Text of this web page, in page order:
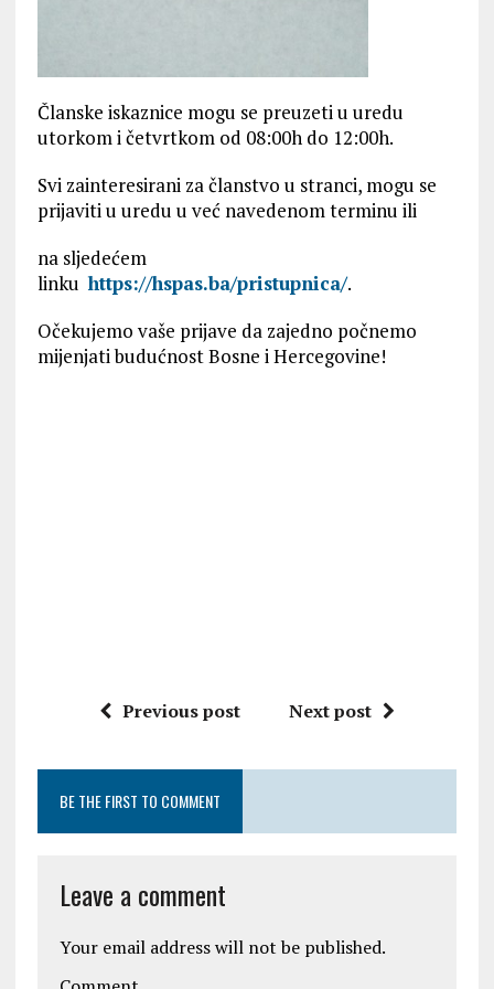
Članske iskaznice mogu se preuzeti u uredu
utorkom i četvrtkom od 08:00h do 12:00h.
Svi zainteresirani za članstvo u stranci, mogu se
prijaviti u uredu u već navedenom terminu ili
na sljedećem
linkuhttps://hspas.ba/pristupnica/.
Očekujemo vaše prijave da zajedno počnemo
mijenjati budućnost Bosne i Hercegovine!
Previous post Next post
BE THE FIRST TO COMMENT
Leave a comment
Your email address will not be published.